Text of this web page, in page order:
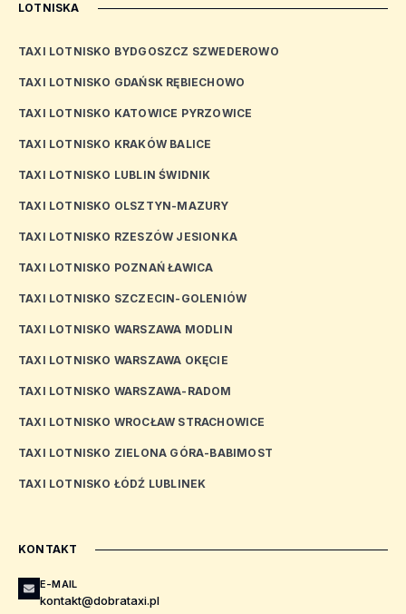
LOTNISKA
TAXI LOTNISKO BYDGOSZCZ SZWEDEROWO
TAXI LOTNISKO GDAŃSK RĘBIECHOWO
TAXI LOTNISKO KATOWICE PYRZOWICE
TAXI LOTNISKO KRAKÓW BALICE
TAXI LOTNISKO LUBLIN ŚWIDNIK
TAXI LOTNISKO OLSZTYN-MAZURY
TAXI LOTNISKO RZESZÓW JESIONKA
TAXI LOTNISKO POZNAŃ ŁAWICA
TAXI LOTNISKO SZCZECIN-GOLENIÓW
TAXI LOTNISKO WARSZAWA MODLIN
TAXI LOTNISKO WARSZAWA OKĘCIE
TAXI LOTNISKO WARSZAWA-RADOM
TAXI LOTNISKO WROCŁAW STRACHOWICE
TAXI LOTNISKO ZIELONA GÓRA-BABIMOST
TAXI LOTNISKO ŁÓDŹ LUBLINEK
KONTAKT
E-MAIL
kontakt@dobrataxi.pl